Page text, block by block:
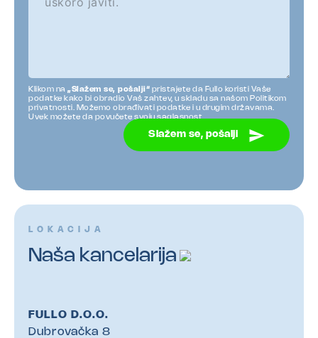
Klikom na „Slažem se, pošalji“ pristajete da Fullo koristi Vaše
podatke kako bi obradio Vaš zahtev, u skladu sa našom Politikom
privatnosti. Možemo obrađivati podatke i u drugim državama.
Uvek možete da povučete svoju saglasnost.
Slažem se, pošalji
LOKACIJA
Naša kancelarija
FULLO D.O.O.
Dubrovačka 8